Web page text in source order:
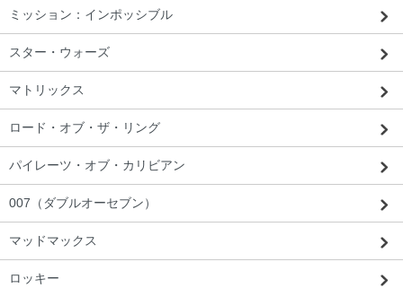
ミッション：インポッシブル
スター・ウォーズ
マトリックス
ロード・オブ・ザ・リング
パイレーツ・オブ・カリビアン
007（ダブルオーセブン）
マッドマックス
ロッキー